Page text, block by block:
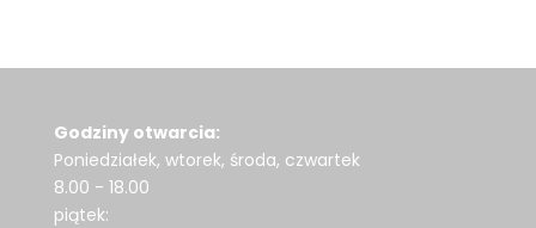
Godziny otwarcia:
Poniedziałek, wtorek, środa, czwartek
8.00 - 18.00
piątek: